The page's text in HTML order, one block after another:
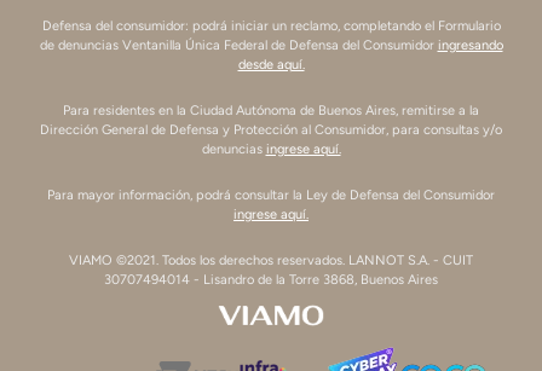
Defensa del consumidor: podrá iniciar un reclamo, completando el Formulario
de denuncias Ventanilla Única Federal de Defensa del Consumidor ingresando
desde aquí.
Para residentes en la Ciudad Autónoma de Buenos Aires, remitirse a la
Dirección General de Defensa y Protección al Consumidor, para consultas y/o
denuncias ingrese aquí.
Para mayor información, podrá consultar la Ley de Defensa del Consumidor
ingrese aquí.
VIAMO ©2021. Todos los derechos reservados. LANNOT S.A. - CUIT
30707494014 - Lisandro de la Torre 3868, Buenos Aires